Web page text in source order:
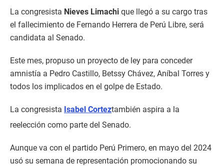
La congresista Nieves Limachi que llegó a su cargo tras
el fallecimiento de Fernando Herrera de Perú Libre, será
candidata al Senado.
Este mes, propuso un proyecto de ley para conceder
amnistía a Pedro Castillo, Betssy Chávez, Aníbal Torres y
todos los implicados en el golpe de Estado.
La congresista Isabel Corteztambién aspira a la
reelección como parte del Senado.
Aunque va con el partido Perú Primero, en mayo del 2024
usó su semana de representación promocionando su